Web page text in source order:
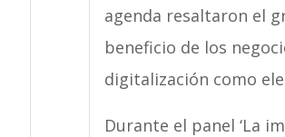
agenda resaltaron el
beneficio de los
digitalización como
Durante el panel ‘La